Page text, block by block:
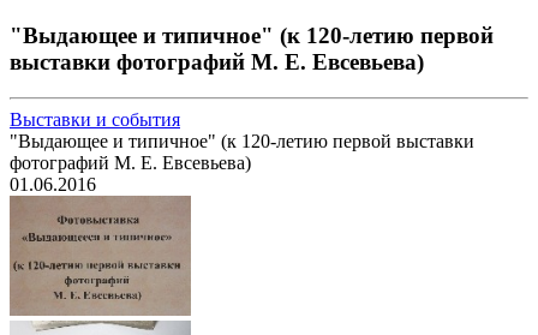
"Выдающее и типичное" (к 120-летию первой
выставки фотографий М. Е. Евсевьева)
Выставки и события
"Выдающее и типичное" (к 120-летию первой выставки
фотографий М. Е. Евсевьева)
01.06.2016